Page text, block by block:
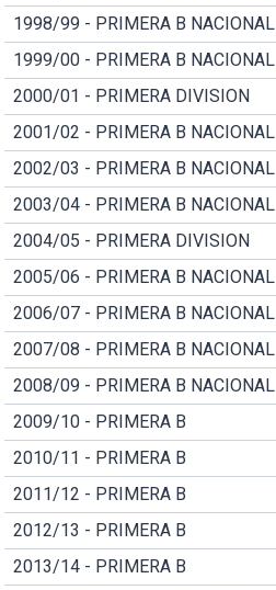
1998/99 - PRIMERA B NACIONAL
1999/00 - PRIMERA B NACIONAL
2000/01 - PRIMERA DIVISION
2001/02 - PRIMERA B NACIONAL
2002/03 - PRIMERA B NACIONAL
2003/04 - PRIMERA B NACIONAL
2004/05 - PRIMERA DIVISION
2005/06 - PRIMERA B NACIONAL
2006/07 - PRIMERA B NACIONAL
2007/08 - PRIMERA B NACIONAL
2008/09 - PRIMERA B NACIONAL
2009/10 - PRIMERA B
2010/11 - PRIMERA B
2011/12 - PRIMERA B
2012/13 - PRIMERA B
2013/14 - PRIMERA B